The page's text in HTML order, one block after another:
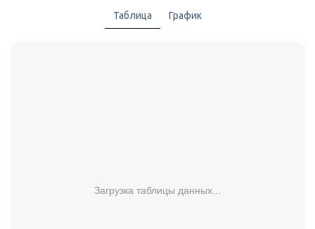
Таблица График
Загрузка таблицы данных...